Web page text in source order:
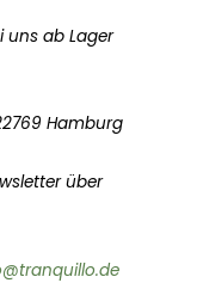
uns ab Lager
Hamburg
über